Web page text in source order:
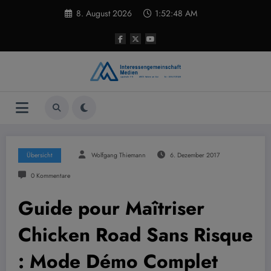
8. August 2026 1:52:49 AM
Übersicht Wolfgang Thiemann 6. Dezember 2017
0 Kommentare
Guide pour Maîtriser
Chicken Road Sans Risque
: Mode Démo Complet